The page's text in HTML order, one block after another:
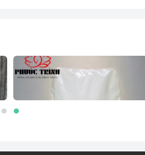
POLYMER ANION